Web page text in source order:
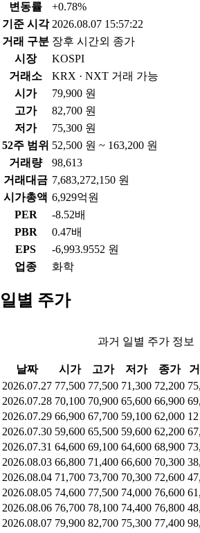
변동률
+0.78%
기준 시각 2026.08.07 15:57:22
거래 구분 장후 시간외 종가
시장
KOSPI
거래소
KRX · NXT 거래 가능
시가
79,900 원
고가
82,700 원
저가
75,300 원
52주 범위 52,500 원 ~ 163,200 원
거래량
98,613
거래대금 7,683,272,150 원
시가총액 6,929억원
PER
-8.52배
PBR
0.47배
EPS
-6,993.9552 원
업종
화학
일별 주가
과거 일별 주가 정보
날짜 시가 고가 저가 종가
2026.07.27 77,500 77,500 71,300 72,200
2026.07.28 70,100 70,900 65,600 66,900
2026.07.29 66,900 67,700 59,100 62,000
2026.07.30 59,600 65,500 59,600 62,200
2026.07.31 64,600 69,100 64,600 68,900
2026.08.03 66,800 71,400 66,600 70,300
2026.08.04 71,700 73,700 70,300 72,600
2026.08.05 74,600 77,500 74,000 76,600
2026.08.06 76,700 78,100 74,400 76,800
2026.08.07 79,900 82,700 75,300 77,400